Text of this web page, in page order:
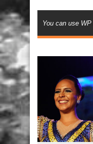
You can use